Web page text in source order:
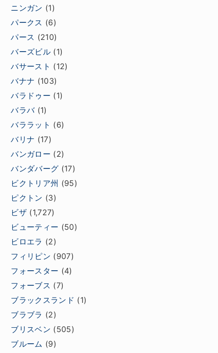
ニンガン (1)
パークス (6)
パース (210)
バーズビル (1)
バサースト (12)
バナナ (103)
バラドゥー (1)
バラバ(1)
バララット (6)
バリナ (17)
バンガロー (2)
バンダバーグ (17)
ビクトリア州 (95)
ピクトン (3)
ビザ (1,727)
ビューティー (50)
ビロエラ (2)
フィリピン (907)
フォースター (4)
フォーブス (7)
ブラックスランド (1)
ブラブラ (2)
ブリスベン (505)
ブルーム (9)